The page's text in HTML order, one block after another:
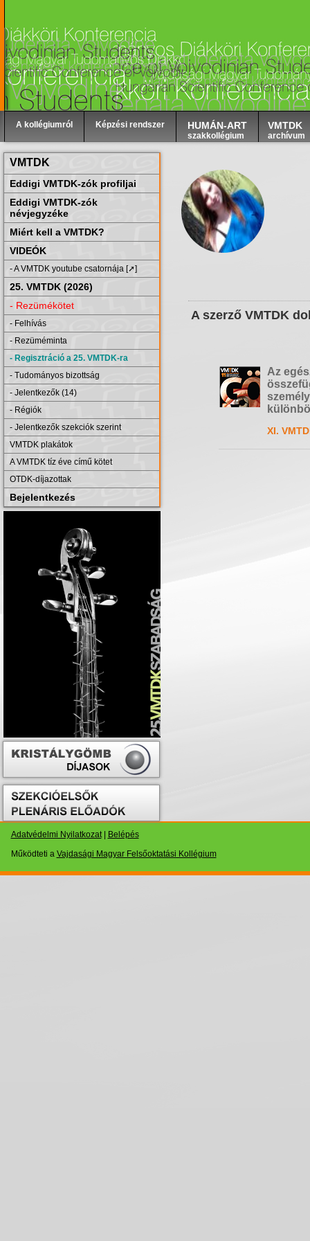
A kollégiumról Képzési rendszer HUMÁN-ART
szakkollégium
VMTDK
archívum
VMTDK
Eddigi VMTDK-zók profiljai
Eddigi VMTDK-zók
névjegyzéke
Miért kell a VMTDK?
VIDEÓK
- A VMTDK youtube csatornája [➚]
25. VMTDK (2026)
- Rezümékötet
- Felhívás
- Rezüméminta
- Regisztráció a 25. VMTDK-ra
- Tudományos bizottság
- Jelentkezők (14)
- Régiók
- Jelentkezők szekciók szerint
VMTDK plakátok
A VMTDK tíz éve című kötet
OTDK-díjazottak
Bejelentkezés
A szerző VMTDK
Az
XI.
Adatvédelmi Nyilatkozat|
Belépés
Működteti a Vajdasági Magyar Felsőoktatási Kollégium